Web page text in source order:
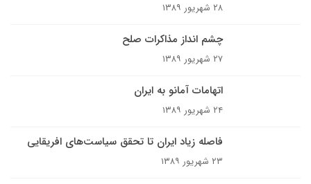
۲۸ شهریور ۱۳۸۹
چشم انداز مذاکرات صلح
۲۷ شهریور ۱۳۸۹
اتهامات آمانو به ایران
۲۴ شهریور ۱۳۸۹
فاصله زیاد ایران تا تحقق سیاست‌های افریقایی
۲۳ شهریور ۱۳۸۹